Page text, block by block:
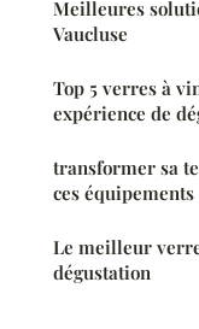
Meilleures
Vaucluse
Top 5 verres à
expérience de
transformer sa
ces équipements
Le meilleur
dégustation